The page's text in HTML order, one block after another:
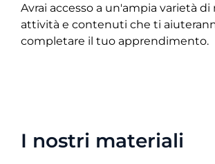
Avrai accesso a un'ampia varietà di
attività e contenuti che ti
completare il tuo apprendimento.
I nostri materiali